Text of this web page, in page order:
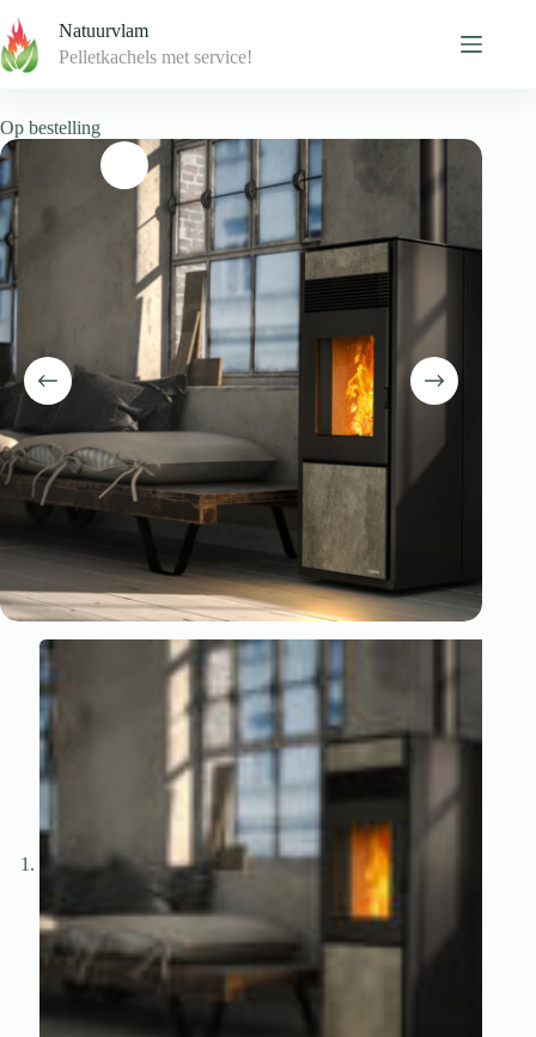
to
content
Natuurvlam
Pelletkachels met service!
Op bestelling